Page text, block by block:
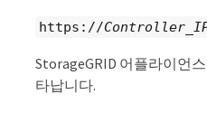
https://
StorageGRID 어플라이언
타납니다.